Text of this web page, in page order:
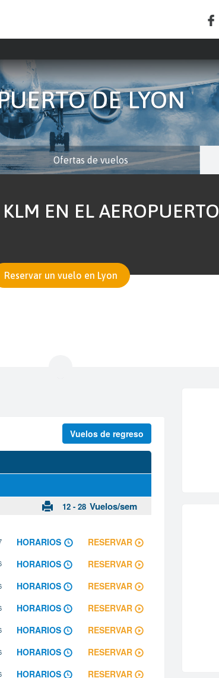
DE LYON
Ofertas de vuelos
EN EL
Reservar un vuelo en Lyon